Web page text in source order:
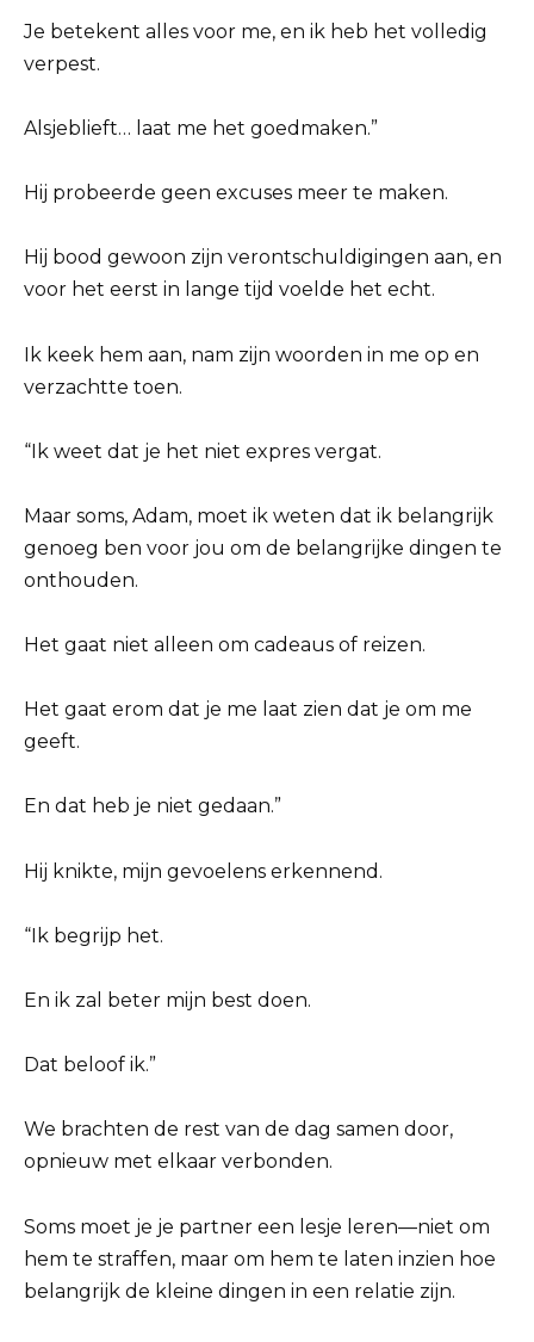
Je betekent alles voor me, en ik heb het volledig
verpest.
Alsjeblieft… laat me het goedmaken.”
Hij probeerde geen excuses meer te maken.
Hij bood gewoon zijn verontschuldigingen aan, en
voor het eerst in lange tijd voelde het echt.
Ik keek hem aan, nam zijn woorden in me op en
verzachtte toen.
“Ik weet dat je het niet expres vergat.
Maar soms, Adam, moet ik weten dat ik belangrijk
genoeg ben voor jou om de belangrijke dingen te
onthouden.
Het gaat niet alleen om cadeaus of reizen.
Het gaat erom dat je me laat zien dat je om me
geeft.
En dat heb je niet gedaan.”
Hij knikte, mijn gevoelens erkennend.
“Ik begrijp het.
En ik zal beter mijn best doen.
Dat beloof ik.”
We brachten de rest van de dag samen door,
opnieuw met elkaar verbonden.
Soms moet je je partner een lesje leren—niet om
hem te straffen, maar om hem te laten inzien hoe
belangrijk de kleine dingen in een relatie zijn.